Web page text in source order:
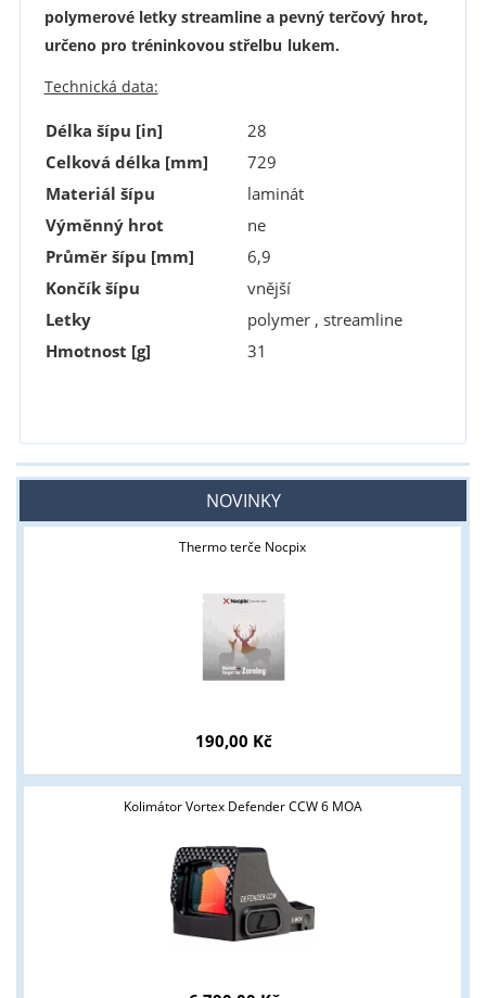
polymerové letky streamline a pevný terčový hrot,
určeno pro tréninkovou střelbu lukem.
Technická data:
Délka šípu [in]
28
Celková délka [mm]
729
Materiál šípu
laminát
Výměnný hrot
ne
Průměr šípu [mm]
6,9
Končík šípu
vnější
Letky
polymer , streamline
Hmotnost [g]
31
NOVINKY
Thermo terče Nocpix
190,00 Kč
Kolimátor Vortex Defender CCW 6 MOA